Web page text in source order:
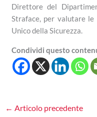
Direttore del
Straface, per valutare le
Unico della Sicurezza.
Condividi questo
← Articolo precedente